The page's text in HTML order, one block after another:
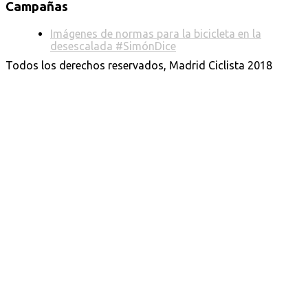
Campañas
Imágenes de normas para la bicicleta en la
desescalada #SimónDice
Todos los derechos reservados, Madrid Ciclista 2018